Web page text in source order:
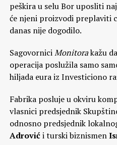
peškira u selu Bor uposliti
će njeni proizvodi preplaviti
danas nije dogodilo.
SagovorniciMonitorakažu
operacija poslužila samo
hiljada eura iz Investiciono
Fabrika posluje u okviru
vlasnici predsjednik
odnosno predsjednik
Adrovići turski biznismen